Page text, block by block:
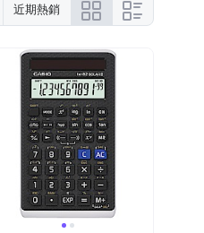
近期熱銷